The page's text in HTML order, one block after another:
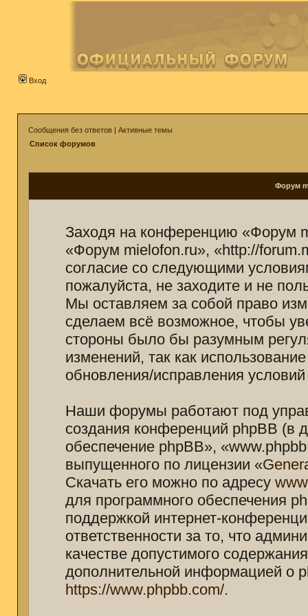
Вход
Сообщения без ответов | Активные темы
Список форумов
Форум
Заходя на конференцию «Форум
«Форум mielofon.ru», «http://
согласие со следующими
пожалуйста, не заходите и не
Мы оставляем за собой право
сделаем всё возможное, чтобы
стороны было бы разумным
изменений, так как
обновления/исправления
Наши форумы работают под
создания конференций phpBB (в
обеспечение phpBB»,
выпущенного по лицензии «
Скачать его можно по адресу
для программного обеспечения
поддержкой интернет-
ответственности за то, что
качестве допустимого
дополнительной информацией о
https://www.phpbb.com/.